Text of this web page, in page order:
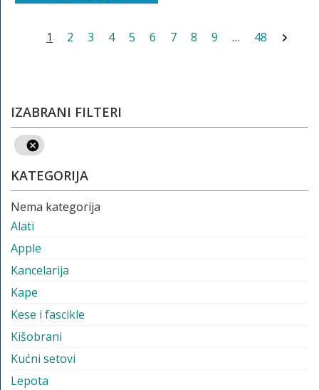
1 2 3 4 5 6 7 8 9 … 48
IZABRANI FILTERI
KATEGORIJA
Nema kategorija
Alati
Apple
Kancelarija
Kape
Kese i fascikle
Kišobrani
Kućni setovi
Lepota